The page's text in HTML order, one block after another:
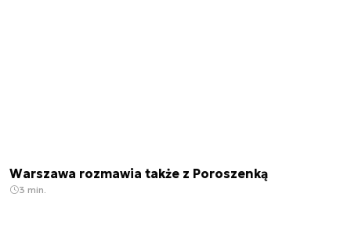
Warszawa rozmawia także z Poroszenką
3 min.